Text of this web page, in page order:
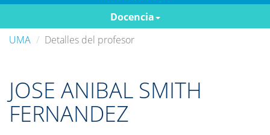
Docencia
UMA
Detalles del profesor
JOSE ANIBAL SMITH
FERNANDEZ